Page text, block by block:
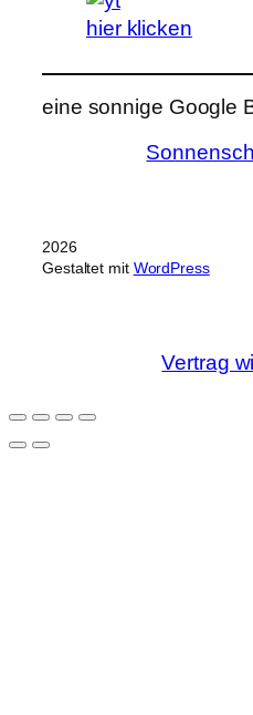
hier klicken
eine sonnige Google
2026
Gestaltet mit WordPress
Vertrag